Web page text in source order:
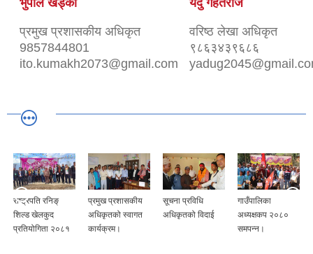
भुपाल खड्का
प्रमुख प्रशासकीय अधिकृत
9857844801
ito.kumakh2073@gmail.com
यदु गहतराज
वरिष्ठ लेखा अधिकृत
९८६३४३९६८६
प्रमुख प्रशासकीय
अधिकृतको स्वागत
कार्यक्रम।
सूचना प्रविधि
अधिकृतको विदाई
गाउँपालिका
अध्यक्षकप २०८०
विजया दशमी,
दिपावली तथा छठ
पर्वको उपलक्ष्मा "शुभ